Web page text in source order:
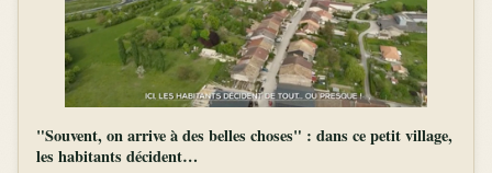
"Souvent, on arrive à des belles choses" : dans ce petit village,
les habitants décident…